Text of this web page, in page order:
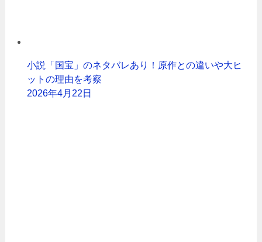
小説「国宝」のネタバレあり！原作との違いや大ヒ
ットの理由を考察
2026年4月22日